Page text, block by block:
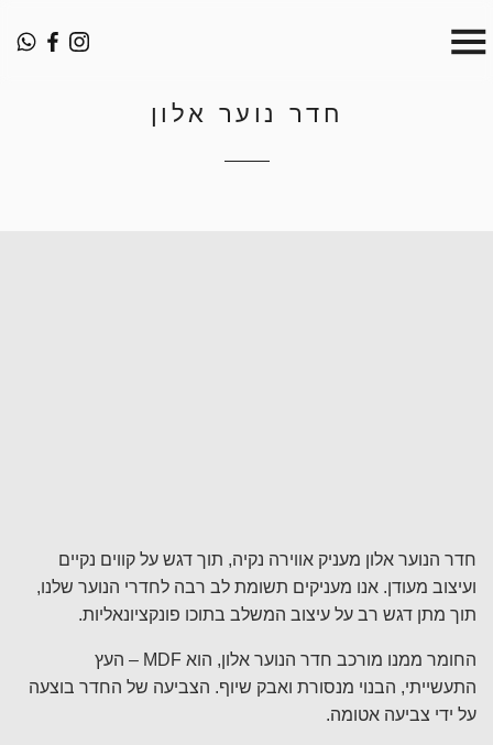
חדר נוער אלון
חדר הנוער אלון מעניק אווירה נקיה, תוך דגש על קווים נקיים
ועיצוב מעודן. אנו מעניקים תשומת לב רבה לחדרי הנוער שלנו,
תוך מתן דגש רב על עיצוב המשלב בתוכו פונקציונאליות.
החומר ממנו מורכב חדר הנוער אלון, הוא MDF – העץ
התעשייתי, הבנוי מנסורת ואבק שיוף. הצביעה של החדר בוצעה
על ידי צביעה אטומה.